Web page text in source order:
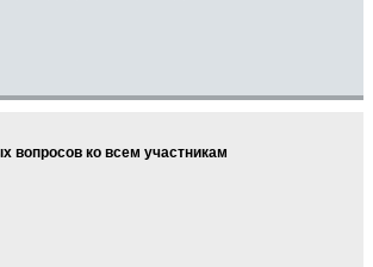
вопросов ко всем участникам